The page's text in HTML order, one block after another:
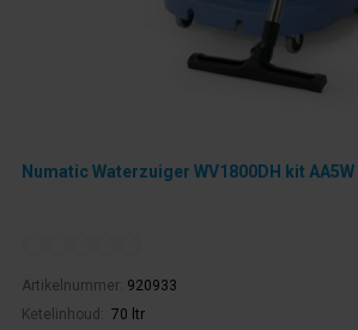
Numatic Waterzuiger WV1800DH kit AA5W
Artikelnummer: 920933
Ketelinhoud:
70 ltr